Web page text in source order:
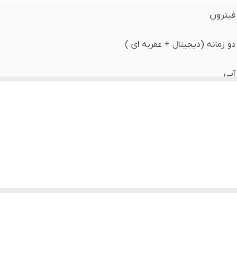
فیترون
دو زمانه (دیجیتال + عقربه ای )
آبی